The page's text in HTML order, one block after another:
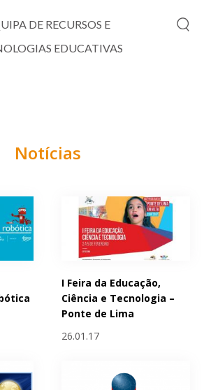
DE RECURSOS E
EDUCATIVAS
Notícias
I Feira da Educação,
Ciência e Tecnologia –
Ponte de Lima
26.01.17